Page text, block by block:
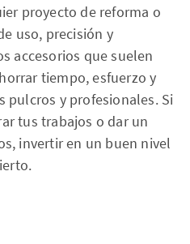
proyecto de reforma o
uso, precisión y
accesorios que suelen
tiempo, esfuerzo y
pulcros y profesionales. Si
tus trabajos o dar un
invertir en un buen nivel